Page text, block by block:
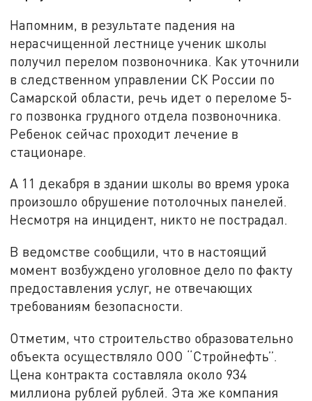
Напомним, в результате падения на
нерасчищенной лестнице ученик школы
получил перелом позвоночника. Как уточнили
в следственном управлении СК России по
Самарской области, речь идет о переломе 5-
го позвонка грудного отдела позвоночника.
Ребенок сейчас проходит лечение в
стационаре.
А 11 декабря в здании школы во время урока
произошло обрушение потолочных панелей.
Несмотря на инцидент, никто не пострадал.
В ведомстве сообщили, что в настоящий
момент возбуждено уголовное дело по факту
предоставления услуг, не отвечающих
требованиям безопасности.
Отметим, что строительство образовательно
объекта осуществляло ООО “Стройнефть”.
Цена контракта составляла около 934
миллиона рублей рублей. Эта же компания